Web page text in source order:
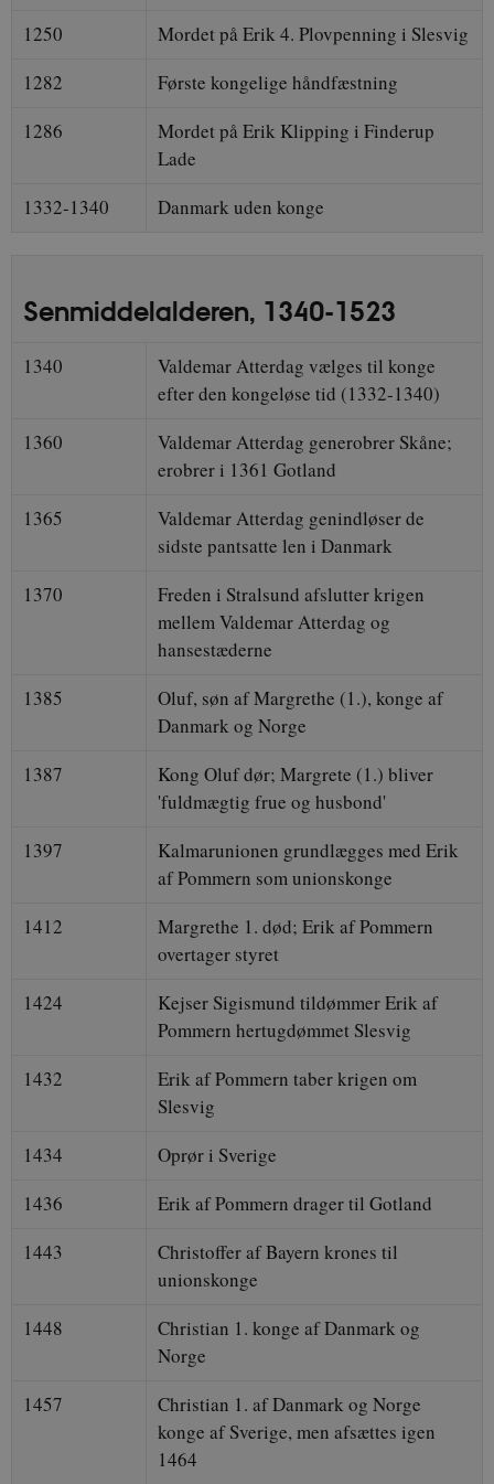
1250
Mordet på Erik 4. Plovpenning i Slesvig
1282
Første kongelige håndfæstning
1286
Mordet på Erik Klipping i Finderup
Lade
1332-1340
Danmark uden konge
Senmiddelalderen, 1340-1523
1340
Valdemar Atterdag vælges til konge
efter den kongeløse tid (1332-1340)
1360
Valdemar Atterdag generobrer Skåne;
erobrer i 1361 Gotland
1365
Valdemar Atterdag genindløser de
sidste pantsatte len i Danmark
1370
Freden i Stralsund afslutter krigen
mellem Valdemar Atterdag og
hansestæderne
1385
Oluf, søn af Margrethe (1.), konge af
Danmark og Norge
1387
Kong Oluf dør; Margrete (1.) bliver
'fuldmægtig frue og husbond'
1397
Kalmarunionen grundlægges med Erik
af Pommern som unionskonge
1412
Margrethe 1. død; Erik af Pommern
overtager styret
1424
Kejser Sigismund tildømmer Erik af
Pommern hertugdømmet Slesvig
1432
Erik af Pommern taber krigen om
Slesvig
1434
Oprør i Sverige
1436
Erik af Pommern drager til Gotland
1443
Christoffer af Bayern krones til
unionskonge
1448
Christian 1. konge af Danmark og
Norge
1457
Christian 1. af Danmark og Norge
konge af Sverige, men afsættes igen
1464